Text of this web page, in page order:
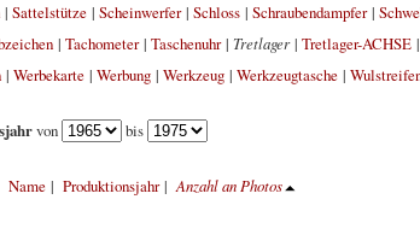
| Sattelstütze| Scheinwerfer| Schloss| Schraubendampfer|
| Tachometer| Taschenuhr| Tretlager| Tretlager-ACHSE|
| Werbekarte| Werbung| Werkzeug| Werkzeugtasche|
von bis
Name| Produktionsjahr|Anzahl an Photos